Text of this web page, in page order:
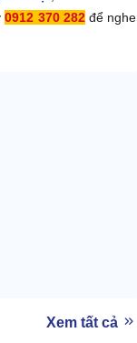
0912 370 282để nghe
Xem tất cả